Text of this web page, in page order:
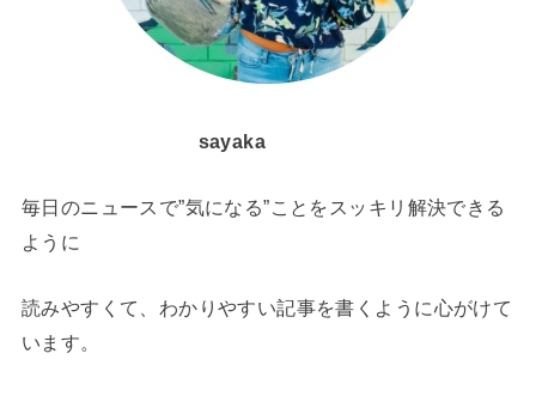
sayaka
毎日のニュースで”気になる”ことをスッキリ解決できる
ように
読みやすくて、わかりやすい記事を書くように心がけて
います。